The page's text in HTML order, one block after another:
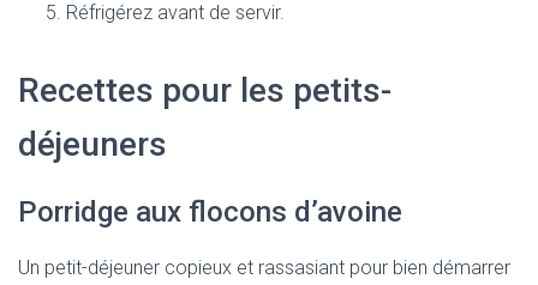
Réfrigérez avant de servir.
Recettes pour les petits-
déjeuners
Porridge aux flocons d’avoine
Un petit-déjeuner copieux et rassasiant pour bien démarrer